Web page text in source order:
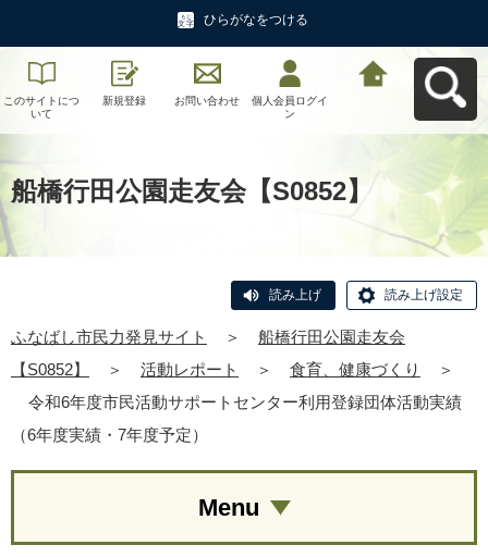
ひらがなをつける
このサイトにつ
いて
新規登録 お問い合わせ
個人会員ログイ
ン
船橋行田公園走友会【S0852】
読み上げ 読み上げ設定
ふなばし市民力発見サイト ＞
船橋行田公園走友会
【S0852】
＞ 活動レポート ＞ 食育、健康づくり
＞
令和6年度市民活動サポートセンター利用登録団体活動実績
（6年度実績・7年度予定）
Menu